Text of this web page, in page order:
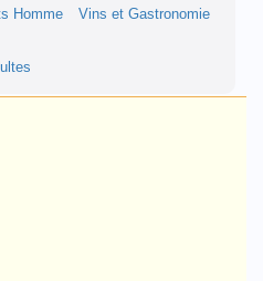
Homme Vins et Gastronomie